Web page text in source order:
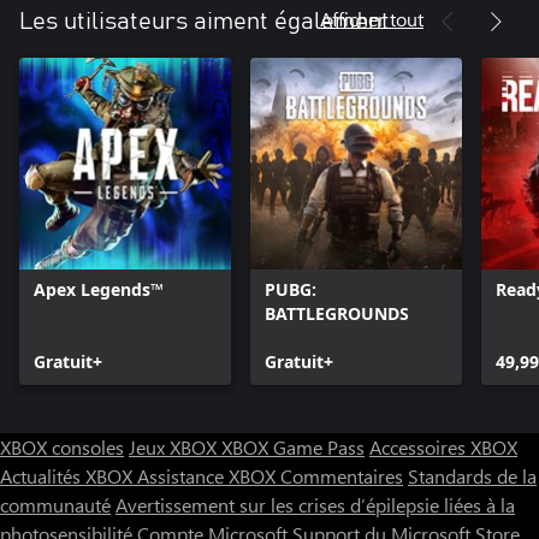
Les utilisateurs aiment également
Afficher tout
Apex Legends™
Gratuit+
PUBG:
BATTLEGROUNDS
Gratuit+
XBOX consoles Jeux XBOXXBOX Game Pass Accessoires XBOX
Actualités XBOXAssistance XBOXCommentaires Standards de la
communautéAvertissement sur les crises d’épilepsie liées à la
photosensibilitéCompte Microsoft Support du Microsoft Store